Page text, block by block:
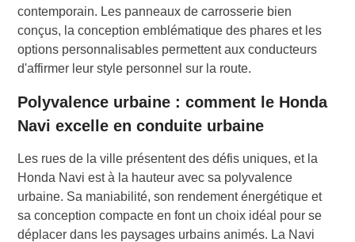
contemporain. Les panneaux de carrosserie bien
conçus, la conception emblématique des phares et les
options personnalisables permettent aux conducteurs
d'affirmer leur style personnel sur la route.
Polyvalence urbaine : comment le Honda
Navi excelle en conduite urbaine
Les rues de la ville présentent des défis uniques, et la
Honda Navi est à la hauteur avec sa polyvalence
urbaine. Sa maniabilité, son rendement énergétique et
sa conception compacte en font un choix idéal pour se
déplacer dans les paysages urbains animés. La Navi